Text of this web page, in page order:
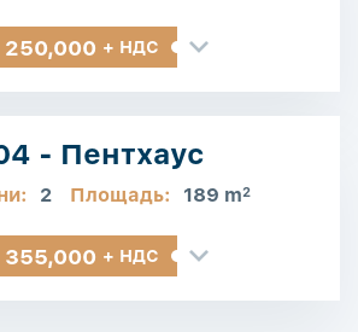
250,000 + НДС
- Пентхаус
2 Площадь: 189 m2
355,000 + НДС